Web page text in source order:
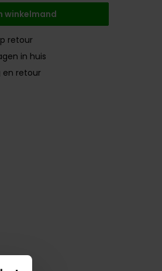
winkelmand
retour
in huis
en retour